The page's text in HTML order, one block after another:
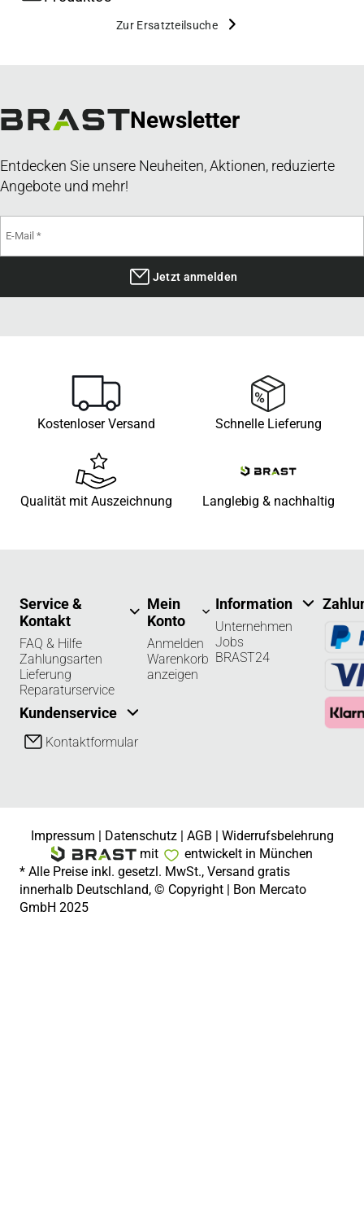
Zur Ersatzteilsuche
Newsletter
Entdecken Sie unsere Neuheiten, Aktionen, reduzierte
Angebote und mehr!
Jetzt anmelden
Kostenloser Versand Schnelle Lieferung
Qualität mit Auszeichnung Langlebig & nachhaltig
Service &
Kontakt
FAQ & Hilfe
Zahlungsarten
Lieferung
Reparaturservice
Kundenservice
Kontaktformular
Mein
Konto
Anmelden
Warenkorb
anzeigen
Information
Unternehmen
Jobs
BRAST24
Impressum | Datenschutz| AGB | Widerrufsbelehrung
mit
entwickelt in München
* Alle Preise inkl. gesetzl. MwSt., Versand gratis
innerhalb Deutschland, © Copyright | Bon Mercato
GmbH 2025